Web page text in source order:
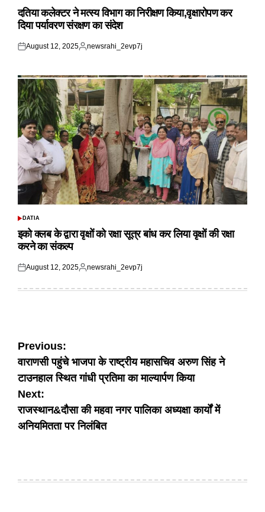
दतिया कलेक्टर ने मत्स्य विभाग का निरीक्षण किया,वृक्षारोपण कर
दिया पर्यावरण संरक्षण का संदेश
Posted
August 12, 2025
Posted
newsrahi_2evp7j
POSTED
DATIA
इको क्लब के द्वारा वृक्षों को रक्षा सूत्र बांध कर लिया वृक्षों की रक्षा
करने का संकल्प
Posted
August 12, 2025
Posted
newsrahi_2evp7j
Post
navigation
Previous:
वाराणसी पहुंचे भाजपा के राष्ट्रीय महासचिव अरुण सिंह ने
टाउनहाल स्थित गांधी प्रतिमा का माल्यार्पण किया
Next:
राजस्थान&दौसा की महवा नगर पालिका अध्यक्षा कार्यों में
अनियमितता पर निलंबित